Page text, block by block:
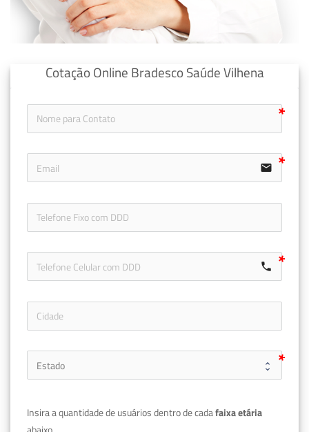
Cotação Online Bradesco Saúde Vilhena
email
call
Insira a quantidade de usuários dentro de cada